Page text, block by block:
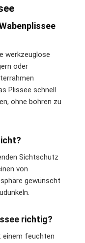
werkzeuglose
oder
Plissee schnell
ohne bohren zu
Sichtschutz
von
gewünscht
richtig?
einem feuchten